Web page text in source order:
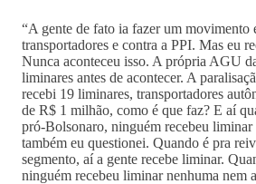
“A gente de fato ia fazer um movimento
transportadores e contra a PPI. Mas eu
Nunca aconteceu isso. A própria AGU
liminares antes de acontecer. A
recebi 19 liminares, transportadores
de R$ 1 milhão, como é que faz? E aí
pró-Bolsonaro, ninguém recebeu liminar
também eu questionei. Quando é pra
segmento, aí a gente recebe liminar.
ninguém recebeu liminar nenhuma nem